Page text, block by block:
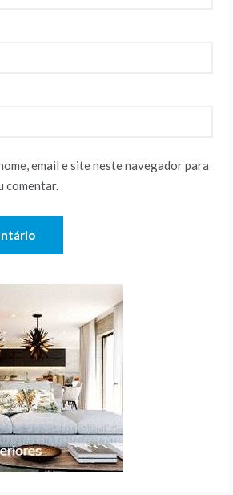
email e site neste navegador para
comentar.